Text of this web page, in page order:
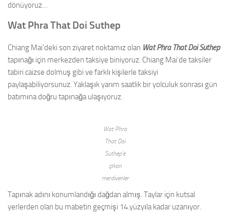
dönüyoruz…
Wat Phra That Doi Suthep
Chiang Mai’deki son ziyaret noktamız olan Wat Phra That Doi Suthep
tapınağı için merkezden taksiye biniyoruz. Chiang Mai’de taksiler
tabiri caizse dolmuş gibi ve farklı kişilerle taksiyi
paylaşabiliyorsunuz. Yaklaşık yarım saatlik bir yolculuk sonrası gün
batımına doğru tapınağa ulaşıyoruz.
Wat Phra
That Doi
Suthep’e
çıkan
merdivenler
Tapınak adını konumlandığı dağdan almış. Taylar için kutsal
yerlerden olan bu mabetin geçmişi 14.yüzyıla kadar uzanıyor.